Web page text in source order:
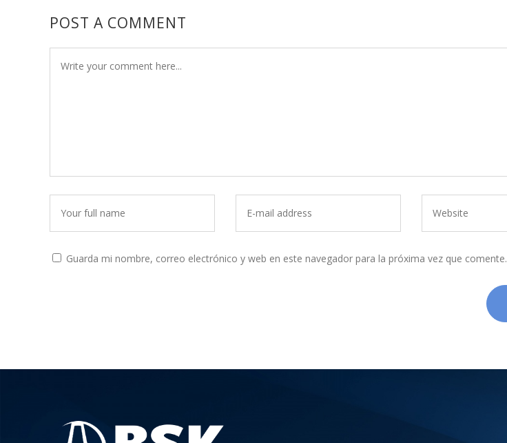
POST A COMMENT
Guarda mi nombre, correo electrónico y web en este navegador para la próxima vez que comente.